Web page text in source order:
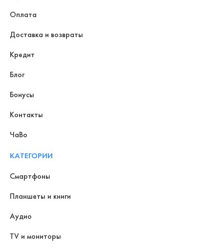
Оплата
Доставка и возвраты
Кредит
Блог
Бонусы
Контакты
ЧаВо
КАТЕГОРИИ
Смартфоны
Планшеты и книги
Аудио
TV и мониторы